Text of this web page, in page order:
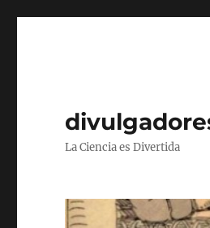
La Ciencia es Divertida